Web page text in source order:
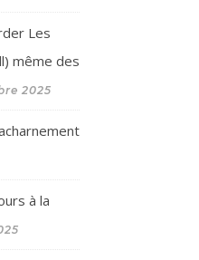
Les
même des
2025
à la